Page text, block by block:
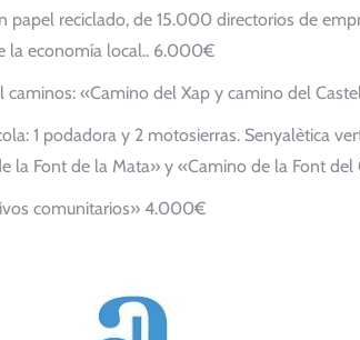
papel reciclado, de 15.000 directorios de
la economía local.. 6.000€
caminos: «Camino del Xap y camino del
1 podadora y 2 motosierras. Senyalètica
la Font de la Mata» y «Camino de la Font
comunitarios» 4.000€